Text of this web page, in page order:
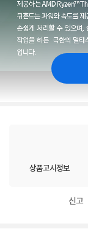
상품고시정보
신고